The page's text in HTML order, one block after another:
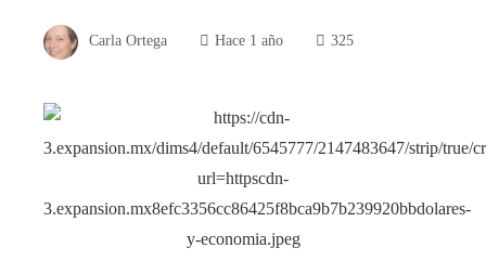
Carla Ortega Hace 1 año 325